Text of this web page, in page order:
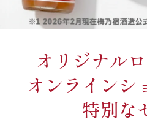
オリジナル
オンラインシ
特別な